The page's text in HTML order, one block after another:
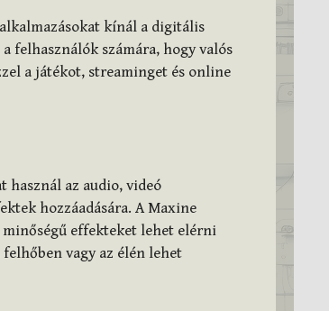
kínál a digitális
felhasználók számára, hogy valós
a játékot, streaminget és online
az audio, videó
hozzáadására. A Maxine
effekteket lehet elérni
vagy az élén lehet